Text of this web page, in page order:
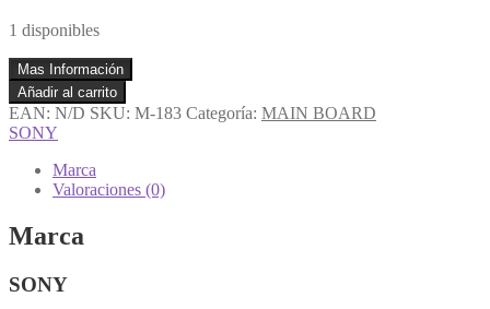
1 disponibles
Mas Información
1-
894-
094-
cantidad
Añadir al carrito
EAN: N/D SKU: M-183 Categoría: MAIN BOARD
SONY
Marca
Valoraciones (0)
Marca
SONY